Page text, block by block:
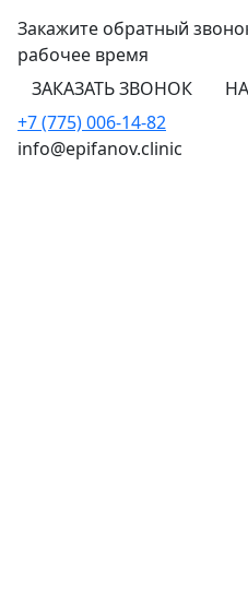
Закажите обратный
рабочее время
ЗАКАЗАТЬ ЗВОНОК
+7 (775) 006-14-82
info@epifanov.clinic